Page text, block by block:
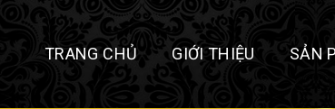
TRANG CHỦ GIỚI THIỆU SẢN